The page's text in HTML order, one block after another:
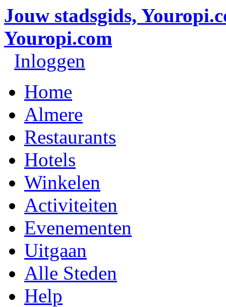
Jouw stadsgids,
Youropi.com
Inloggen
Home
Almere
Restaurants
Hotels
Winkelen
Activiteiten
Evenementen
Uitgaan
Alle Steden
Help